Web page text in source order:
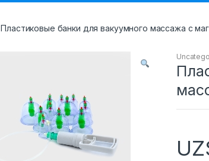
Пластиковые банки для вакуумного массажа с